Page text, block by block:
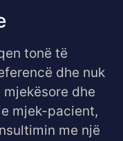
tonë të
dhe nuk
dhe
mjek-pacient,
me një